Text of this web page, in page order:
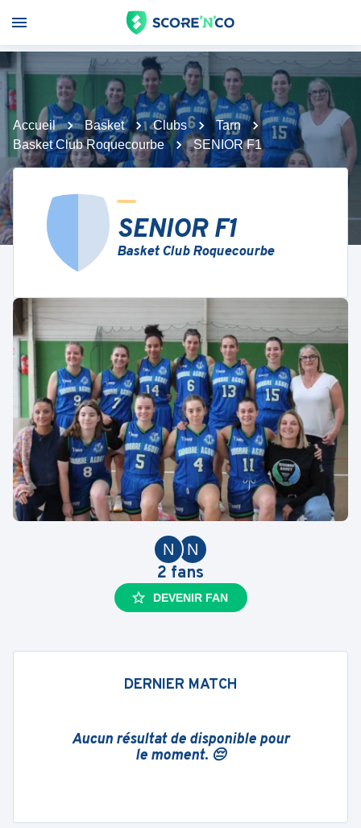
Accueil Basket Clubs
Tarn
Basket Club Roquecourbe
SENIOR F1
SENIOR F1
Basket Club Roquecourbe
N
N
2 fans
DEVENIR FAN
DERNIER MATCH
Aucun résultat de disponible pour
le moment. 😔